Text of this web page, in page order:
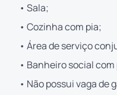
• Sala;
• Cozinha com pia;
• Área de serviço
• Banheiro social
• Não possui vaga de